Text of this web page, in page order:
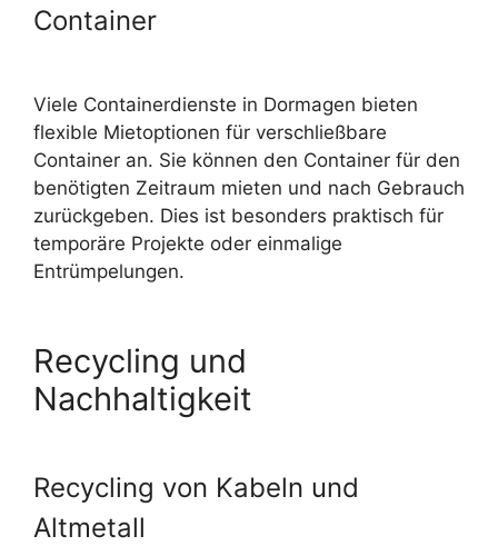
Container
Viele Containerdienste in Dormagen bieten
flexible Mietoptionen für verschließbare
Container an. Sie können den Container für den
benötigten Zeitraum mieten und nach Gebrauch
zurückgeben. Dies ist besonders praktisch für
temporäre Projekte oder einmalige
Entrümpelungen.
Recycling und
Nachhaltigkeit
Recycling von Kabeln und
Altmetall